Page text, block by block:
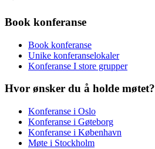
Book konferanse
Book konferanse
Unike konferanselokaler
Konferanse I store grupper
Hvor ønsker du å holde møtet?
Konferanse i Oslo
Konferanse i Gøteborg
Konferanse i København
Møte i Stockholm